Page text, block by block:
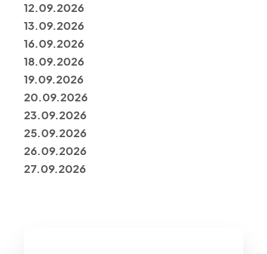
12.09.2026
13.09.2026
16.09.2026
18.09.2026
19.09.2026
20.09.2026
23.09.2026
25.09.2026
26.09.2026
27.09.2026